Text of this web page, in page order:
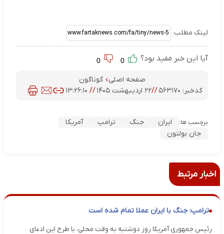
لینک مطلب:
آیا این خبر مفید بود؟
صفحه اصلی
گوناگون
کدخبر: ۵۶۳۱۷۰ //۲۲ اردیبهشت ۱۴۰۵ // ۱۳:۲۶:۱۰
برچسب ها: ایران جنگ ترامپ
آمریکا
جان بولتون
اخبار مرتبط
ترامپ: جنگ با ایران عملا تمام شده است
رئیس جمهوری آمریکا روز دوشنبه به وقت محلی، با طرح این ادعای